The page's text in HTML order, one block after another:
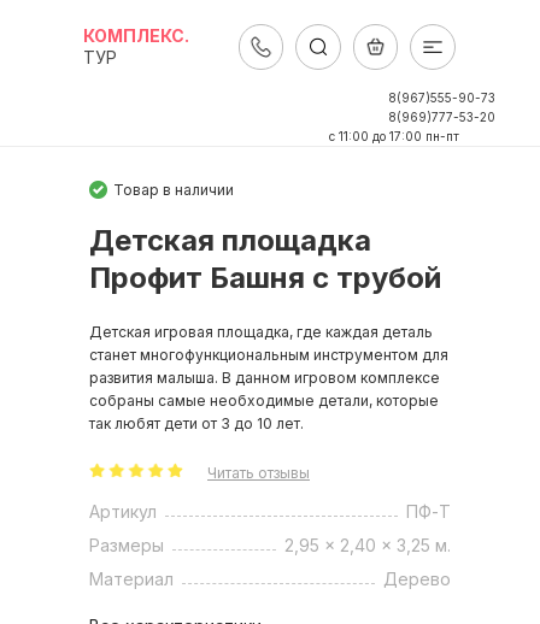
КОМПЛЕКС.
ТУР
8(967)555-90-73
8(969)777-53-20
c 11:00 до 17:00 пн-пт
Товар в наличии
Детская площадка
Профит Башня с трубой
Детская игровая площадка, где каждая деталь
станет многофункциональным инструментом для
развития малыша. В данном игровом комплексе
собраны самые необходимые детали, которые
так любят дети от 3 до 10 лет.
Читать отзывы
Артикул
ПФ-T
Размеры
2,95 x 2,40 x 3,25 м.
Материал
Дерево